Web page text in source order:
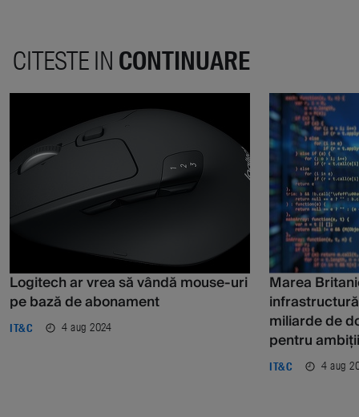
CITESTE IN CONTINUARE
Logitech ar vrea să vândă mouse-uri
pe bază de abonament
IT&C 4 aug 2024
Marea
miliarde de
pentru
IT&C 4 aug